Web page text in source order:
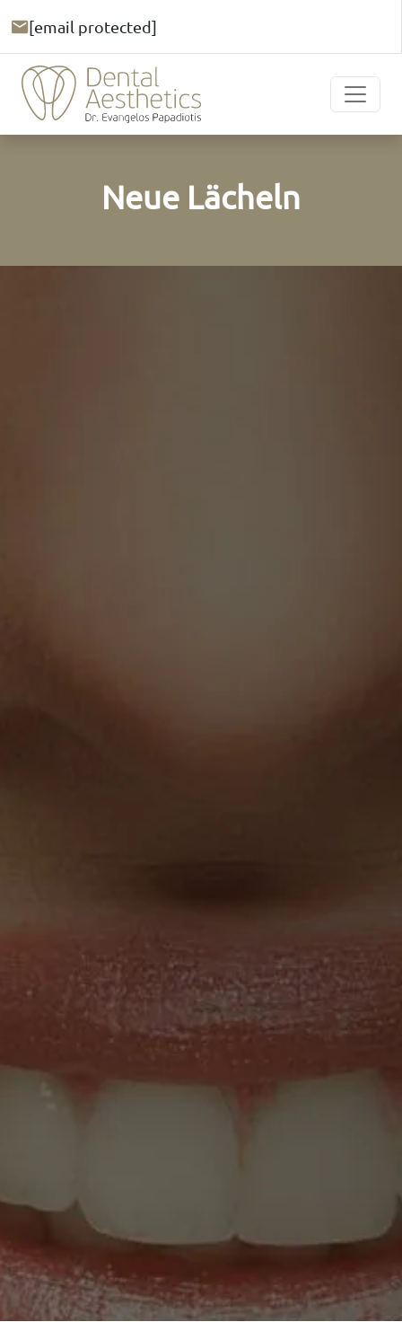
[email protected]
Neue Lächeln